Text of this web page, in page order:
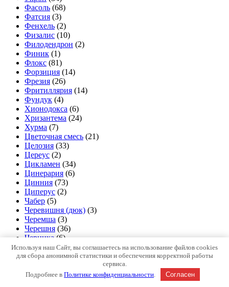
Фасоль (68)
Фатсия (3)
Фенхель (2)
Физалис (10)
Филодендрон (2)
Финик (1)
Флокс (81)
Форзиция (14)
Фрезия (26)
Фритиллярия (14)
Фундук (4)
Хионодокса (6)
Хризантема (24)
Хурма (7)
Цветочная смесь (21)
Целозия (33)
Цереус (2)
Цикламен (34)
Цинерария (6)
Цинния (73)
Циперус (2)
Чабер (5)
Черевишня (дюк) (3)
Черемша (3)
Черешня (36)
Черника (6)
Чеснок и Лук озимые (43)
Чубушник (5)
Шарафуга (2)
Используя наш Сайт, вы соглашаетесь на использование файлов cookies
для сбора анонимной статистики и обеспечения корректной работы
сервиса.
Подробнее вПолитике конфиденциальности Согласен